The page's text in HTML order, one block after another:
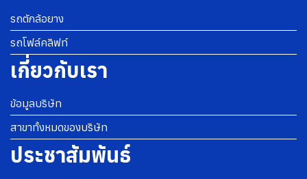
รถตักล้อยาง
รถโฟล์คลิฟท์
เกี่ยวกับเรา
ข้อมูลบริษัท
สาขาทั้งหมดของบริษัท
ประชาสัมพันธ์